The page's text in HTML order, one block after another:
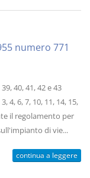
numero 771
40, 41, 42 e 43
4, 6, 7, 10, 11, 14, 15,
il regolamento per
di vie...
continua a leggere